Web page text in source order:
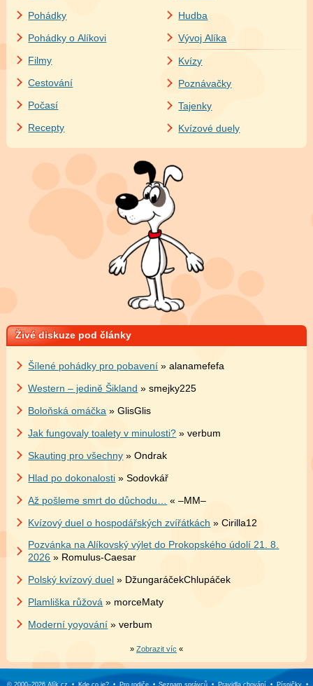
Pohádky
Pohádky o Alíkovi
Filmy
Cestování
Počasí
Recepty
Hudba
Vývoj Alíka
Kvízy
Poznávačky
Tajenky
Kvízové duely
Živé diskuze pod články
Šílené pohádky pro pobavení » alanamefefa
Western – jedině Šikland » smejky225
Boloňská omáčka » GlisGlis
Jak fungovaly toalety v minulosti? » verbum
Skauting pro všechny » Ondrak
Hlad po dokonalosti » Sodovkář
Až pošleme smrt do důchodu…
« –MM–
Kvízový duel o hospodářských zvířátkách » Cirilla12
Pozvánka na Alíkovský výlet do Prokopského údolí 21. 8.
2026 » Romulus-Caesar
Polský kvízový duel » DžungaráčekChlupáček
Plamliška růžová » morceMaty
Moderní yoyování » verbum
» Zobrazit víc «
© 2000–2026Alík.cz • Kde co je? • Pro rodiče • Seznam správců • Pravidla chování • Písničky •